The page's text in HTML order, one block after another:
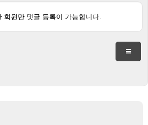
회원만 댓글 등록이 가능합니다.